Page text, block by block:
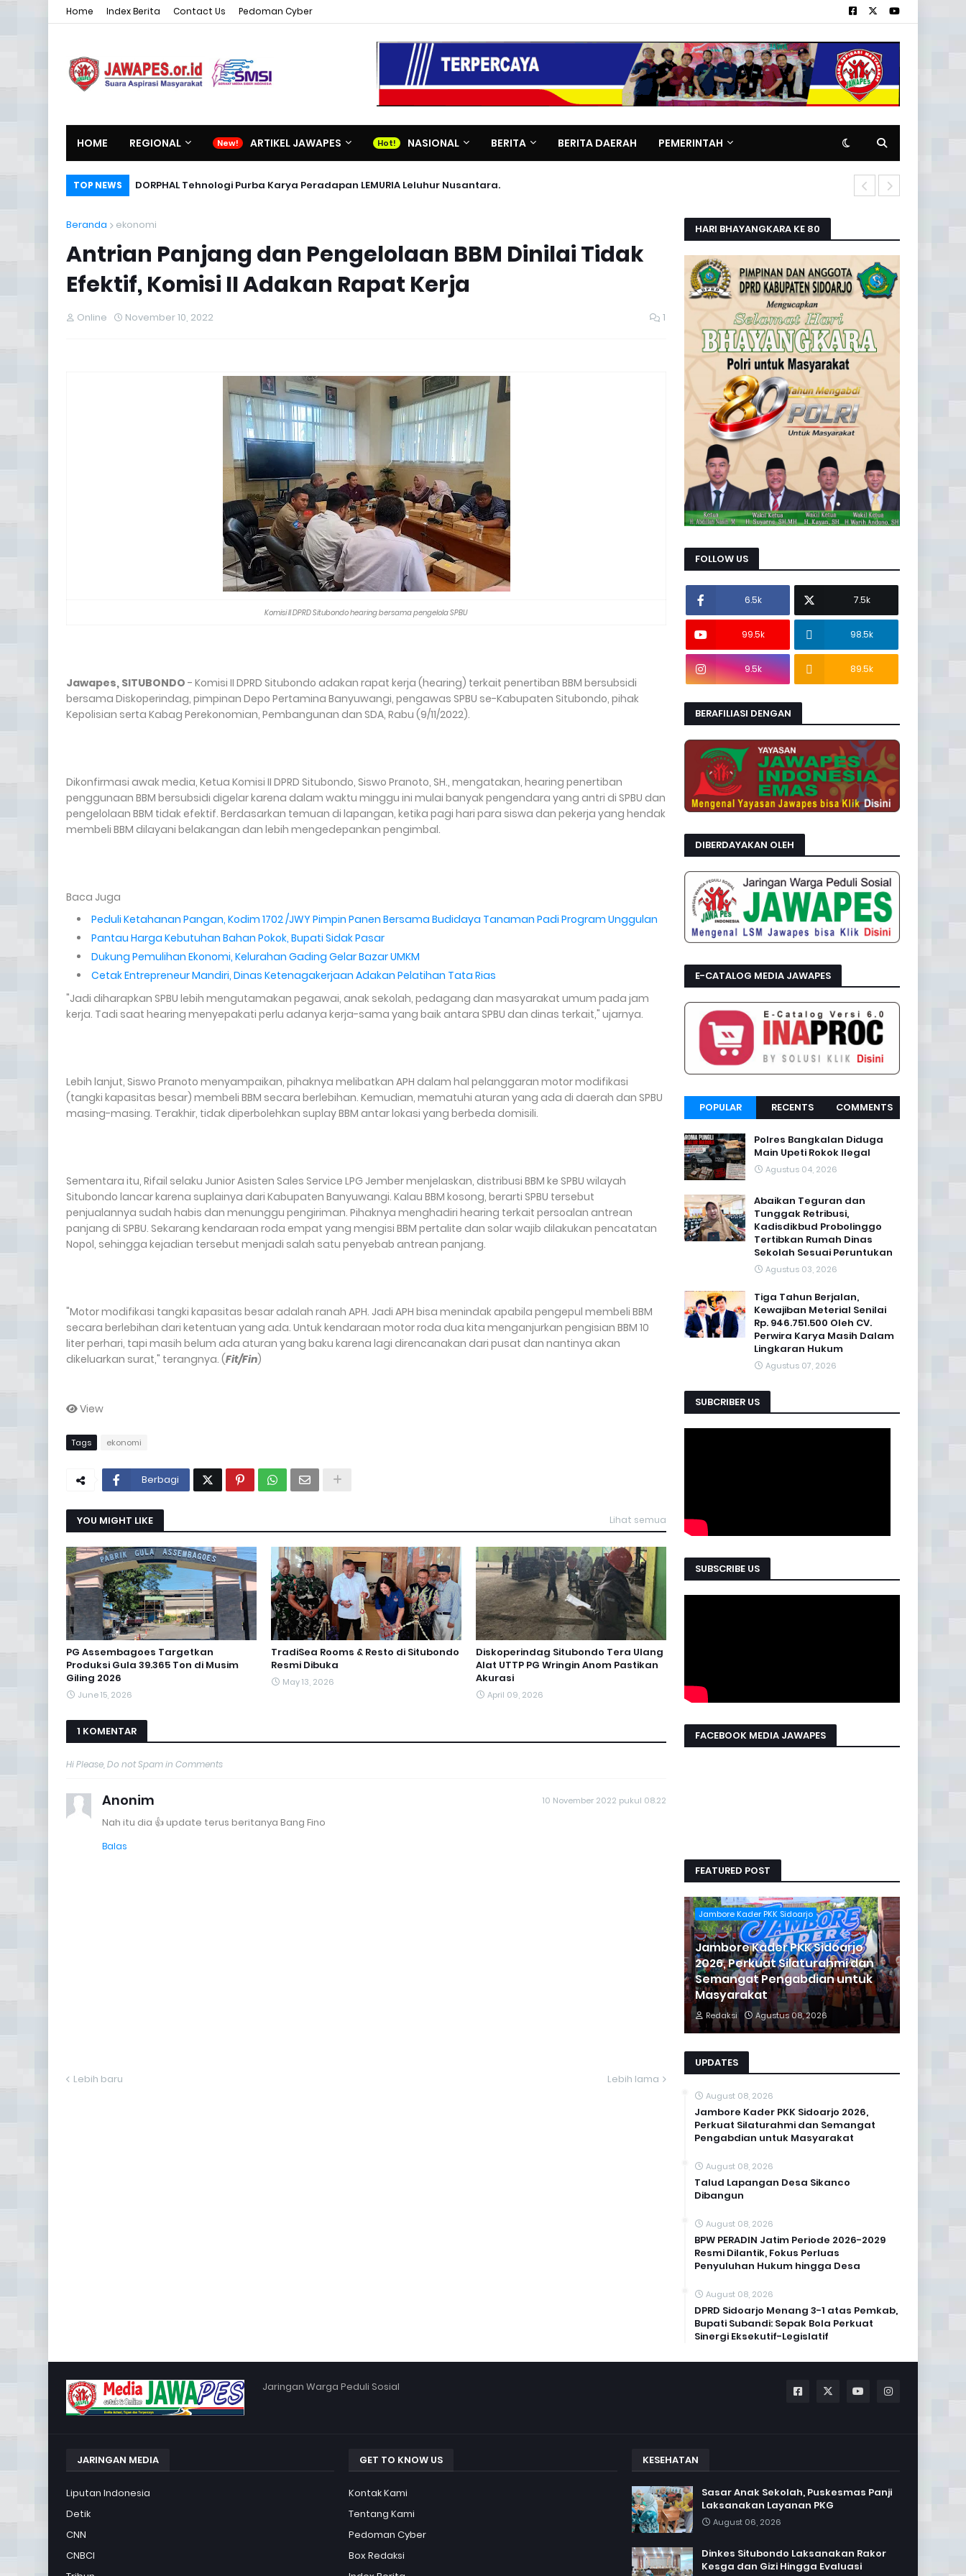
Home Index Berita Contact Us Pedoman Cyber
HOME REGIONAL ARTIKEL JAWAPES NASIONAL BERITA BERITA DAERAH PEMERINTAH
TOP NEWS DORPHAL Tehnologi Purba Karya Peradapan LEMURIA Leluhur Nusantara.
Beranda ekonomi
Antrian Panjang dan Pengelolaan BBM Dinilai Tidak
Efektif, Komisi II Adakan Rapat Kerja
Online November 10, 2022 1
Komisi II DPRD Situbondo hearing bersama pengelola SPBU
Jawapes, SITUBONDO - Komisi II DPRD Situbondo adakan rapat kerja (hearing) terkait penertiban BBM bersubsidi
bersama Diskoperindag, pimpinan Depo Pertamina Banyuwangi, pengawas SPBU se-Kabupaten Situbondo, pihak
Kepolisian serta Kabag Perekonomian, Pembangunan dan SDA, Rabu (9/11/2022).
Dikonfirmasi awak media, Ketua Komisi II DPRD Situbondo, Siswo Pranoto, SH., mengatakan, hearing penertiban
penggunaan BBM bersubsidi digelar karena dalam waktu minggu ini mulai banyak pengendara yang antri di SPBU dan
pengelolaan BBM tidak efektif. Berdasarkan temuan di lapangan, ketika pagi hari para siswa dan pekerja yang hendak
membeli BBM dilayani belakangan dan lebih mengedepankan pengimbal.
Baca Juga
Peduli Ketahanan Pangan, Kodim 1702 /JWY Pimpin Panen Bersama Budidaya Tanaman Padi Program Unggulan
Pantau Harga Kebutuhan Bahan Pokok, Bupati Sidak Pasar
Dukung Pemulihan Ekonomi, Kelurahan Gading Gelar Bazar UMKM
Cetak Entrepreneur Mandiri, Dinas Ketenagakerjaan Adakan Pelatihan Tata Rias
"Jadi diharapkan SPBU lebih mengutamakan pegawai, anak sekolah, pedagang dan masyarakat umum pada jam
kerja. Tadi saat hearing menyepakati perlu adanya kerja-sama yang baik antara SPBU dan dinas terkait," ujarnya.
Lebih lanjut, Siswo Pranoto menyampaikan, pihaknya melibatkan APH dalam hal pelanggaran motor modifikasi
(tangki kapasitas besar) membeli BBM secara berlebihan. Kemudian, mematuhi aturan yang ada di daerah dan SPBU
masing-masing. Terakhir, tidak diperbolehkan suplay BBM antar lokasi yang berbeda domisili.
Sementara itu, Rifail selaku Junior Asisten Sales Service LPG Jember menjelaskan, distribusi BBM ke SPBU wilayah
Situbondo lancar karena suplainya dari Kabupaten Banyuwangi. Kalau BBM kosong, berarti SPBU tersebut
penjualannya sudah habis dan menunggu pengiriman. Pihaknya menghadiri hearing terkait persoalan antrean
panjang di SPBU. Sekarang kendaraan roda empat yang mengisi BBM pertalite dan solar wajib dilakukan pencatatan
Nopol, sehingga kejadian tersebut menjadi salah satu penyebab antrean panjang.
"Motor modifikasi tangki kapasitas besar adalah ranah APH. Jadi APH bisa menindak apabila pengepul membeli BBM
secara berlebihan dari ketentuan yang ada. Untuk kendaraan motor roda dua kita menganjurkan pengisian BBM 10
liter perhari, tapi masih belum ada aturan yang baku karena lagi direncanakan dari pusat dan nantinya akan
dikeluarkan surat," terangnya. (Fit/Fin)
View
Tags ekonomi
Berbagi
YOU MIGHT LIKE Lihat semua
PG Assembagoes Targetkan
Produksi Gula 39.365 Ton di Musim
Giling 2026
June 15, 2026
TradiSea Rooms & Resto di Situbondo
Resmi Dibuka
May 13, 2026
Diskoperindag Situbondo Tera Ulang
Alat UTTP PG Wringin Anom Pastikan
Akurasi
April 09, 2026
1 KOMENTAR
Hi Please, Do not Spam in Comments
Anonim 10 November 2022 pukul 08.22
Nah itu dia 👍 update terus beritanya Bang Fino
Balas
Lebih baru Lebih lama
HARI BHAYANGKARA KE 80
FOLLOW US
6.5k 7.5k
99.5k 98.5k
9.5k 89.5k
BERAFILIASI DENGAN
DIBERDAYAKAN OLEH
E-CATALOG MEDIA JAWAPES
POPULAR RECENTS COMMENTS
Polres Bangkalan Diduga
Main Upeti Rokok Ilegal
Agustus 04, 2026
Abaikan Teguran dan
Tunggak Retribusi,
Kadisdikbud Probolinggo
Tertibkan Rumah Dinas
Sekolah Sesuai Peruntukan
Agustus 03, 2026
Tiga Tahun Berjalan,
Kewajiban Meterial Senilai
Rp. 946.751.500 Oleh CV.
Perwira Karya Masih Dalam
Lingkaran Hukum
Agustus 07, 2026
SUBCRIBER US
SUBSCRIBE US
FACEBOOK MEDIA JAWAPES
FEATURED POST
Jambore Kader PKK Sidoarjo
Jambore Kader PKK Sidoarjo
2026, Perkuat Silaturahmi dan
Semangat Pengabdian untuk
Masyarakat
Redaksi Agustus 08, 2026
UPDATES
August 08, 2026
Jambore Kader PKK Sidoarjo 2026,
Perkuat Silaturahmi dan Semangat
Pengabdian untuk Masyarakat
August 08, 2026
Talud Lapangan Desa Sikanco
Dibangun
August 08, 2026
BPW PERADIN Jatim Periode 2026-2029
Resmi Dilantik, Fokus Perluas
Penyuluhan Hukum hingga Desa
August 08, 2026
DPRD Sidoarjo Menang 3-1 atas Pemkab,
Bupati Subandi: Sepak Bola Perkuat
Sinergi Eksekutif-Legislatif
Jaringan Warga Peduli Sosial
JARINGAN MEDIA
Liputan Indonesia
Detik
CNN
CNBCI
GET TO KNOW US
Kontak Kami
Tentang Kami
Pedoman Cyber
Box Redaksi
KESEHATAN
Sasar Anak Sekolah, Puskesmas Panji
Laksanakan Layanan PKG
August 06, 2026
Dinkes Situbondo Laksanakan Rakor
Kesga dan Gizi Hingga Evaluasi